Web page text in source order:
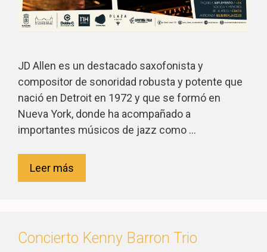
JD Allen es un destacado saxofonista y
compositor de sonoridad robusta y potente que
nació en Detroit en 1972 y que se formó en
Nueva York, donde ha acompañado a
importantes músicos de jazz como …
Leer más
Concierto Kenny Barron Trio